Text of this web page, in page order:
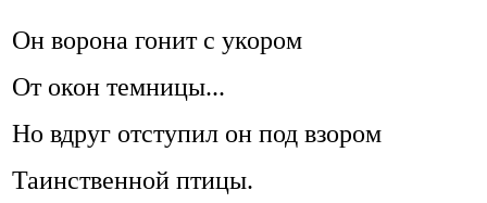
Он ворона гонит с укором
От окон темницы...
Но вдруг отступил он под взором
Таинственной птицы.